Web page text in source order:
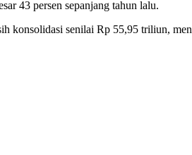
43 persen sepanjang tahun lalu.
konsolidasi senilai Rp 55,95 triliun,